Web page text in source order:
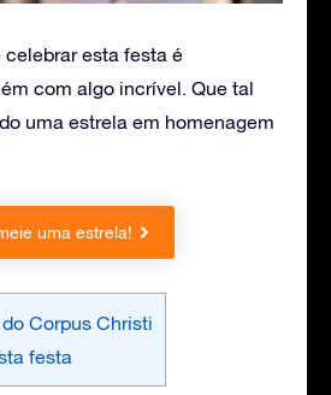
esta festa é
com algo incrível. Que tal
uma estrela em homenagem
uma estrela!
Corpus Christi
festa